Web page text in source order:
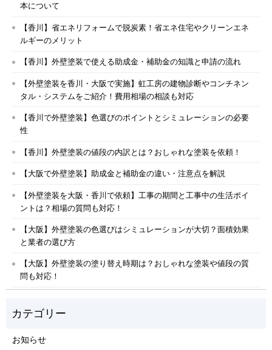
本について
【香川】省エネリフォームで脱炭素！省エネ住宅やクリーンエネ
ルギーのメリット
【香川】外壁塗装で使える助成金・補助金の知識と申請の流れ
【外壁塗装を香川・大阪で実施】虹工房の建物診断やコンチネン
タル・システムをご紹介！費用相場の相談も対応
【香川で外壁塗装】色選びのポイントとシミュレーションの必要
性
【香川】外壁塗装の値段の内訳とは？おしゃれな塗装を依頼！
【大阪で外壁塗装】助成金と補助金の違い・注意点を解説
【外壁塗装を大阪・香川で依頼】工事の期間と工事中の生活ポイ
ントは？相場の質問も対応！
【大阪】外壁塗装の色選びはシミュレーションが大切？面積効果
と業者の選び方
【大阪】外壁塗装の塗り替え時期は？おしゃれな塗装や値段の質
問も対応！
お知らせ